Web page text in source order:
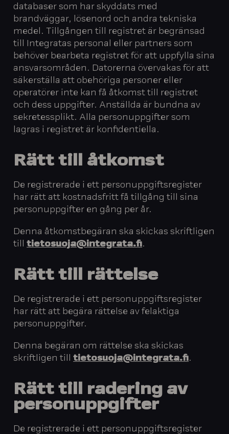
databaser som har skyddats med
brandväggar, lösenord och andra tekniska
medel. Tillgången till registret är begränsad
till Integratas personal eller partners som
behöver bearbeta registret för att uppfylla sina
ansvarsområden. Datorerna övervakas för att
säkerställa att obehöriga personer eller
operatörer inte kan få åtkomst till registret
och dess uppgifter. Anställda är bundna av
sekretessplikt. Alla personuppgifter som
lagras i registret är konfidentiella.
Rätt till åtkomst
De registrerade i ett personuppgiftsregister
har rätt att kostnadsfritt få tillgång till sina
personuppgifter en gång per år.
Denna åtkomstbegäran ska skickas skriftligen
tilltietosuoja@integrata.fi.
Rätt till rättelse
De registrerade i ett personuppgiftsregister
har rätt att begära rättelse av felaktiga
personuppgifter.
Denna begäran om rättelse ska skickas
skriftligen tilltietosuoja@integrata.fi.
Rätt till radering av
personuppgifter
De registrerade i ett personuppgiftsregister